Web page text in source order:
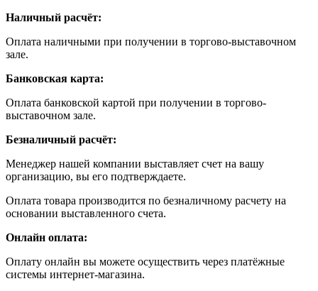
Наличный расчёт:
Оплата наличными при получении в торгово-выставочном
зале.
Банковская карта:
Оплата банковской картой при получении в торгово-
выставочном зале.
Безналичный расчёт:
Менеджер нашей компании выставляет счет на вашу
организацию, вы его подтверждаете.
Оплата товара производится по безналичному расчету на
основании выставленного счета.
Онлайн оплата:
Оплату онлайн вы можете осуществить через платёжные
системы интернет-магазина.